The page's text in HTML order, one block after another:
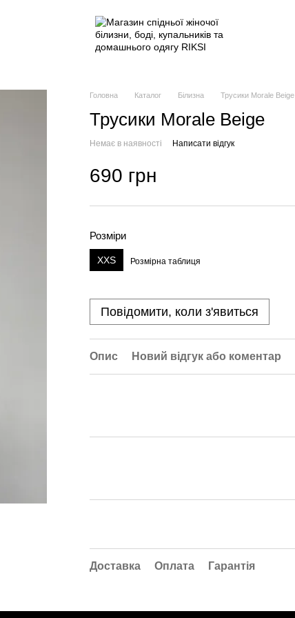
Головна Каталог Білизна Трусики Morale Beige
Трусики Morale Beige
Немає в наявності Написати відгук
690 грн
Розміри
XXS Розмірна таблиця
Повідомити, коли з'явиться
Опис Новий відгук або коментар
Доставка Оплата Гарантія